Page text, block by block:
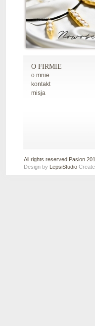
O FIRMIE
o mnie
kontakt
misja
All rights reserved Pasion
Design by LepsiStudio